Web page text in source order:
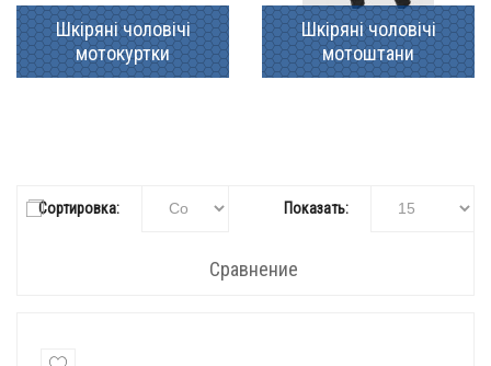
Шкіряні чоловічі
мотокуртки
Шкіряні чоловічі
мотоштани
Сортировка: Показать:
Сравнение